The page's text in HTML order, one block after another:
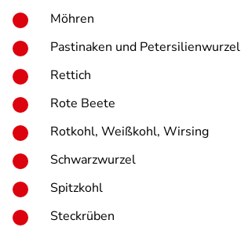
Möhren
Pastinaken und Petersilienwurzel
Rettich
Rote Beete
Rotkohl, Weißkohl, Wirsing
Schwarzwurzel
Spitzkohl
Steckrüben